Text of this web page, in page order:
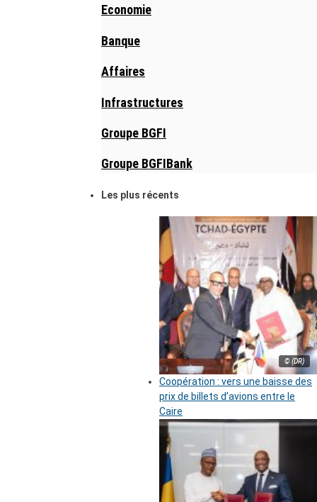
Economie
Banque
Affaires
Infrastructures
Groupe BGFI
Groupe BGFIBank
Les plus récents
© (DR)
Coopération : vers une baisse des
prix de billets d’avions entre le
Caire